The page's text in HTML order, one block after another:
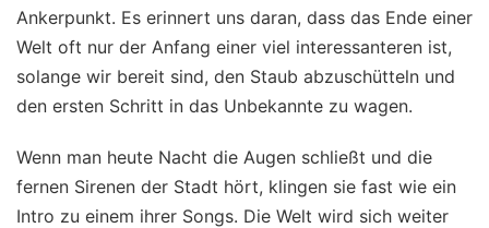
Ankerpunkt. Es erinnert uns daran, dass das Ende einer
Welt oft nur der Anfang einer viel interessanteren ist,
solange wir bereit sind, den Staub abzuschütteln und
den ersten Schritt in das Unbekannte zu wagen.
Wenn man heute Nacht die Augen schließt und die
fernen Sirenen der Stadt hört, klingen sie fast wie ein
Intro zu einem ihrer Songs. Die Welt wird sich weiter